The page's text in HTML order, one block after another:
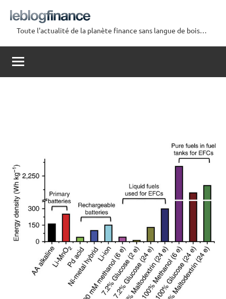
contenu
Le
Blog
Finance
Toute l'actualité de la planète finance sans langue de bois…